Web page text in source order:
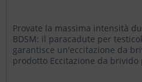
Provate la massima intensità
BDSM: il paracadute per
garantisce un'eccitazione da
prodotto Eccitazione da